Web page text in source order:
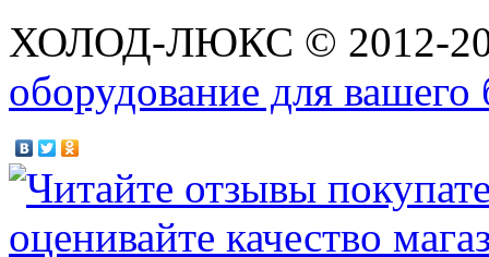
ХОЛОД-ЛЮКС © 2012-
оборудование для вашего